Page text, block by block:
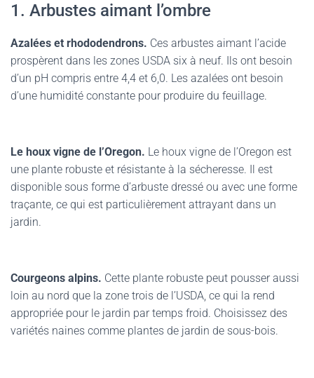
1. Arbustes aimant l’ombre
Azalées et rhododendrons. Ces arbustes aimant l’acide
prospèrent dans les zones USDA six à neuf. Ils ont besoin
d’un pH compris entre 4,4 et 6,0. Les azalées ont besoin
d’une humidité constante pour produire du feuillage.
Le houx vigne de l’Oregon. Le houx vigne de l’Oregon est
une plante robuste et résistante à la sécheresse. Il est
disponible sous forme d’arbuste dressé ou avec une forme
traçante, ce qui est particulièrement attrayant dans un
jardin.
Courgeons alpins. Cette plante robuste peut pousser aussi
loin au nord que la zone trois de l’USDA, ce qui la rend
appropriée pour le jardin par temps froid. Choisissez des
variétés naines comme plantes de jardin de sous-bois.